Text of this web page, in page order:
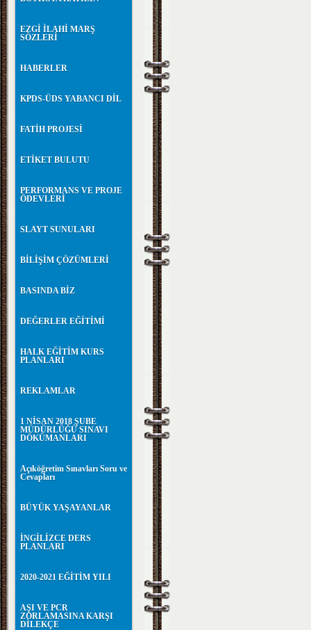
EZGİ İLAHİ MARŞ
SÖZLERİ
HABERLER
KPDS-ÜDS YABANCI DİL
FATİH PROJESİ
ETİKET BULUTU
PERFORMANS VE PROJE
ÖDEVLERİ
SLAYT SUNULARI
BİLİŞİM ÇÖZÜMLERİ
BASINDA BİZ
DEĞERLER EĞİTİMİ
HALK EĞİTİM KURS
PLANLARI
REKLAMLAR
1 NİSAN 2018 ŞUBE
MÜDÜRLÜĞÜ SINAVI
DÖKÜMANLARI
Açıköğretim Sınavları Soru ve
Cevapları
BÜYÜK YAŞAYANLAR
İNGİLİZCE DERS
PLANLARI
2020-2021 EĞİTİM YILI
AŞI VE PCR
ZORLAMASINA KARŞI
DİLEKÇE